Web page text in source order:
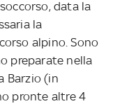
data la
la
alpino. Sono
preparate nella
Barzio (in
pronte altre 4